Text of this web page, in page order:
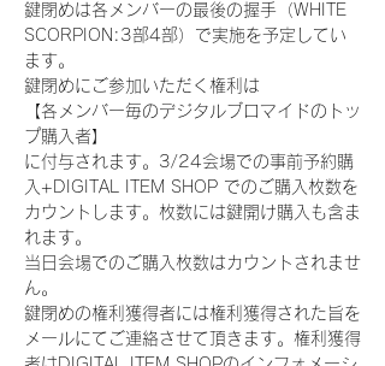
鍵閉めは各メンバーの最後の握手（WHITE
SCORPION:3部4部）で実施を予定してい
ます。
鍵閉めにご参加いただく権利は
【各メンバー毎のデジタルブロマイドのトッ
プ購入者】
に付与されます。3/24会場での事前予約購
入+DIGITAL ITEM SHOP でのご購入枚数を
カウントします。枚数には鍵開け購入も含ま
れます。
当日会場でのご購入枚数はカウントされませ
ん。
鍵閉めの権利獲得者には権利獲得された旨を
メールにてご連絡させて頂きます。権利獲得